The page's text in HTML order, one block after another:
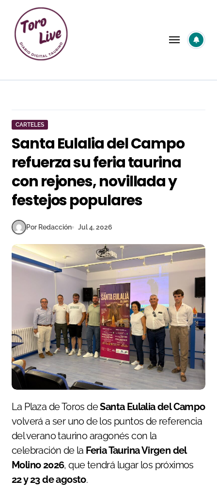
contenido
CARTELES
Santa Eulalia del Campo
refuerza su feria taurina
con rejones, novillada y
festejos populares
Por Redacción Jul 4, 2026
La Plaza de Toros deSanta Eulalia del Campo
volverá a ser uno de los puntos de referencia
del verano taurino aragonés con la
celebración de la Feria Taurina Virgen del
Molino 2026, que tendrá lugar los próximos
22 y 23 de agosto.